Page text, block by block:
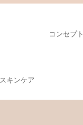
コンセプト
スキンケア